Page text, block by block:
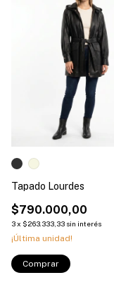
Tapado Lourdes
$790.000,00
3x $263.333,33 sin interés
¡Última unidad!
Comprar